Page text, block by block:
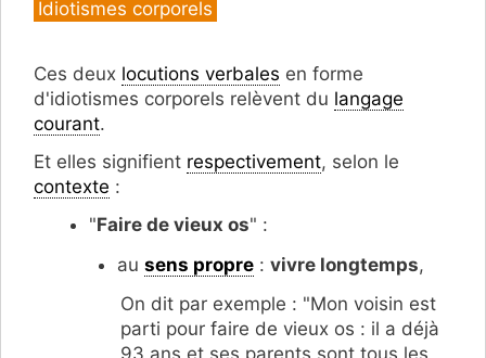
Idiotismes corporels
Ces deux locutions verbales en forme
d'idiotismes corporels relèvent du langage
courant.
Et elles signifient respectivement, selon le
contexte :
"Faire de vieux os" :
au sens propre: vivre longtemps,
On dit par exemple : "Mon voisin est
parti pour faire de vieux os : il a déjà